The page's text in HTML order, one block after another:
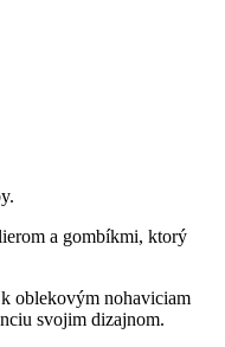
a gombíkmi, ktorý
oblekovým nohaviciam
svojim dizajnom.